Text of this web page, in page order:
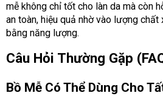
mễ không chỉ tốt cho làn da mà còn
an toàn, hiệu quả nhờ vào lượng chất
bằng năng lượng.
Câu Hỏi Thường Gặp
Bồ Mễ Có Thể Dùng Cho